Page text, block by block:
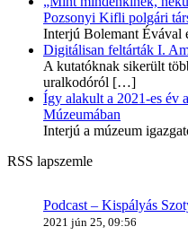
Pozsonyi Kifli polgári
Interjú Bolemant Évával
Digitálisan feltárták I.
A kutatóknak sikerült
uralkodóról […]
Így alakult a 2021-es év
Múzeumában
Interjú a múzeum
RSS lapszemle
Podcast – Kispályás
2021 jún 25, 09:56